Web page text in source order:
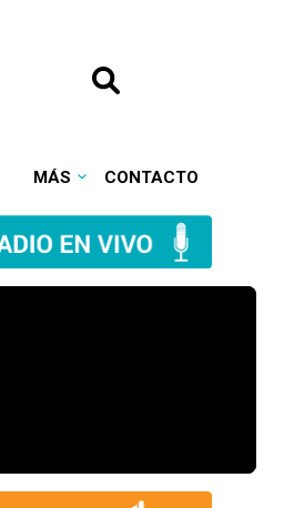
MÁS CONTACTO